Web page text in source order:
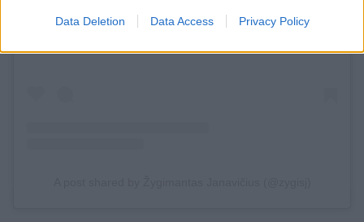
Data Deletion Data Access Privacy Policy